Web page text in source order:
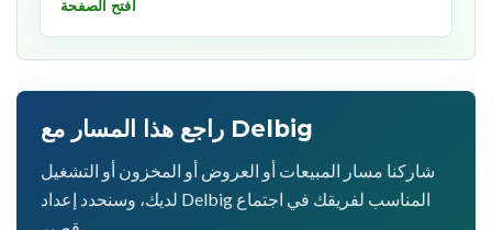
افتح الصفحة
راجع هذا المسار مع Delbig
شاركنا مسار المبيعات أو العروض أو المخزون أو التشغيل
لديك، وسنحدد إعداد Delbig المناسب لفريقك في اجتماع